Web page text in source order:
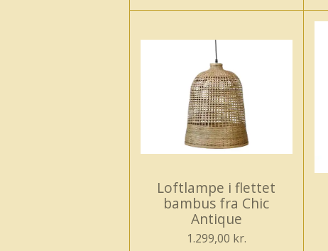
Loftlampe i flettet
bambus fra Chic
Antique
1.299,00 kr.